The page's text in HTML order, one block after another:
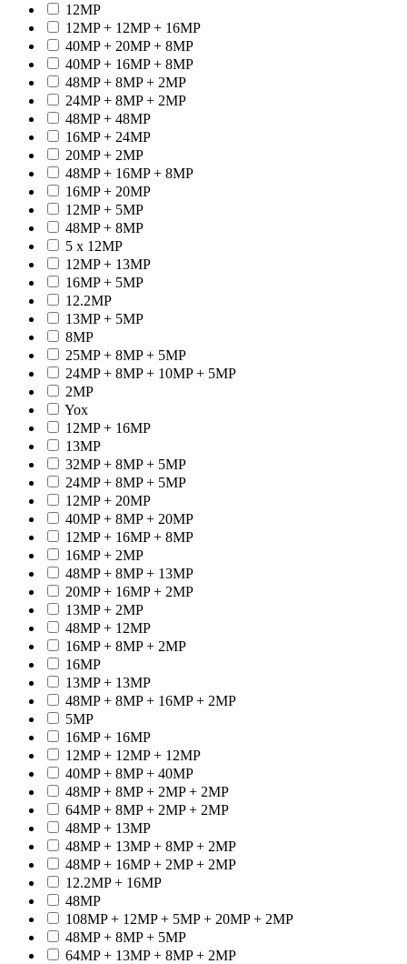
12MP
12MP + 12MP + 16MP
40MP + 20MP + 8MP
40MP + 16MP + 8MP
48MP + 8MP + 2MP
24MP + 8MP + 2MP
48MP + 48MP
16MP + 24MP
20MP + 2MP
48MP + 16MP + 8MP
16MP + 20MP
12MP + 5MP
48MP + 8MP
5 x 12MP
12MP + 13MP
16MP + 5MP
12.2MP
13MP + 5MP
8MP
25MP + 8MP + 5MP
24MP + 8MP + 10MP + 5MP
2MP
Yox
12MP + 16MP
13MP
32MP + 8MP + 5MP
24MP + 8MP + 5MP
12MP + 20MP
40MP + 8MP + 20MP
12MP + 16MP + 8MP
16MP + 2MP
48MP + 8MP + 13MP
20MP + 16MP + 2MP
13MP + 2MP
48MP + 12MP
16MP + 8MP + 2MP
16MP
13MP + 13MP
48MP + 8MP + 16MP + 2MP
5MP
16MP + 16MP
12MP + 12MP + 12MP
40MP + 8MP + 40MP
48MP + 8MP + 2MP + 2MP
64MP + 8MP + 2MP + 2MP
48MP + 13MP
48MP + 13MP + 8MP + 2MP
48MP + 16MP + 2MP + 2MP
12.2MP + 16MP
48MP
108MP + 12MP + 5MP + 20MP + 2MP
48MP + 8MP + 5MP
64MP + 13MP + 8MP + 2MP